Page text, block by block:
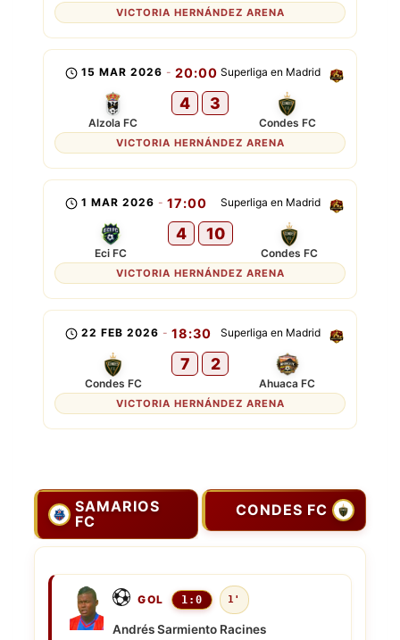
VICTORIA HERNÁNDEZ ARENA
Superliga en Madrid
15 MAR 2026 - 20:00
Alzola FC
4 3
Condes FC
VICTORIA HERNÁNDEZ ARENA
Superliga en Madrid
1 MAR 2026 - 17:00
Eci FC
4 10
Condes FC
VICTORIA HERNÁNDEZ ARENA
Superliga en Madrid
22 FEB 2026 - 18:30
Condes FC
7 2
Ahuaca FC
VICTORIA HERNÁNDEZ ARENA
SAMARIOS
FC
CONDES FC
GOL 1:0 1'
Andrés Sarmiento Racines